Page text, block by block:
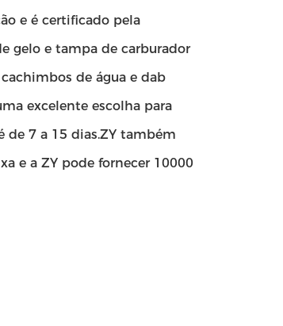
e é certificado pela
gelo e tampa de carburador
de água e dab
excelente escolha para
de 7 a 15 dias.ZY também
e a ZY pode fornecer 10000